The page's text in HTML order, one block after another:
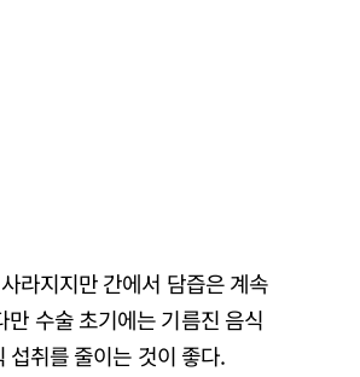
라지지만 간에서 담즙은 계속
수술 초기에는 기름진 음식
섭취를 줄이는 것이 좋다.